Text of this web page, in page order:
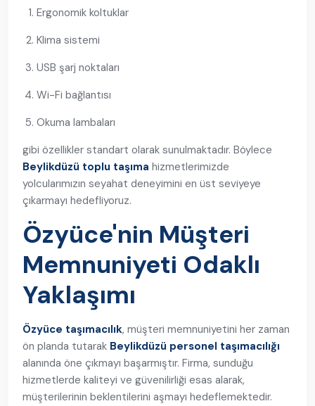
Ergonomik koltuklar
Klima sistemi
USB şarj noktaları
Wi-Fi bağlantısı
Okuma lambaları
gibi özellikler standart olarak sunulmaktadır. Böylece
Beylikdüzü toplu taşıma hizmetlerimizde
yolcularımızın seyahat deneyimini en üst seviyeye
çıkarmayı hedefliyoruz.
Özyüce'nin Müşteri
Memnuniyeti Odaklı
Yaklaşımı
Özyüce taşımacılık, müşteri memnuniyetini her zaman
ön planda tutarak Beylikdüzü personel taşımacılığı
alanında öne çıkmayı başarmıştır. Firma, sunduğu
hizmetlerde kaliteyi ve güvenilirliği esas alarak,
müşterilerinin beklentilerini aşmayı hedeflemektedir.